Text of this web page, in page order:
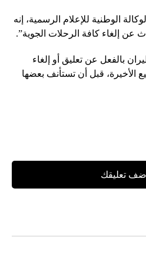
الوطنية للإعلام الرسمية، إنه
عن إلغاء كافة الرحلات الجوية”.
بالفعل عن تعليق أو إلغاء
الأخيرة، قبل أن تستأنف بعضها
اضف تعليقك